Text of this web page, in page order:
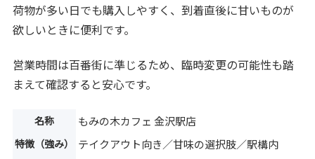
荷物が多い日でも購入しやすく、到着直後に甘いものが
欲しいときに便利です。
営業時間は百番街に準じるため、臨時変更の可能性も踏
まえて確認すると安心です。
名称 もみの木カフェ 金沢駅店
特徴（強み） テイクアウト向き／甘味の選択肢／駅構内